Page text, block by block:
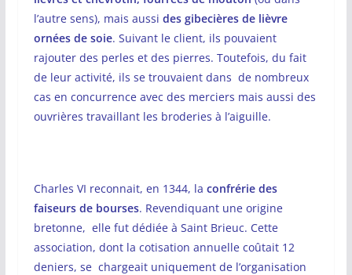
l’autre sens), mais aussi des gibecières de lièvre
ornées de soie. Suivant le client, ils pouvaient
rajouter des perles et des pierres. Toutefois, du fait
de leur activité, ils se trouvaient dans de nombreux
cas en concurrence avec des merciers mais aussi des
ouvrières travaillant les broderies à l’aiguille.
Charles VI reconnait, en 1344, la confrérie des
faiseurs de bourses. Revendiquant une origine
bretonne, elle fut dédiée à Saint Brieuc. Cette
association, dont la cotisation annuelle coûtait 12
deniers, se chargeait uniquement de l’organisation